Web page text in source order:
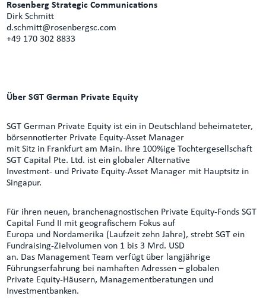
Rosenberg Strategic Communications
Dirk Schmitt
d.schmitt@rosenbergsc.com
+49 170 302 8833
Über SGT German Private Equity
SGT German Private Equity ist ein in Deutschland beheimateter,
börsennotierter Private Equity-Asset Manager
mit Sitz in Frankfurt am Main. Ihre 100%ige Tochtergesellschaft
SGT Capital Pte. Ltd. ist ein globaler Alternative
Investment- und Private Equity-Asset Manager mit Hauptsitz in
Singapur.
Für ihren neuen, branchenagnostischen Private Equity-Fonds SGT
Capital Fund II mit geografischem Fokus auf
Europa und Nordamerika (Laufzeit zehn Jahre), strebt SGT ein
Fundraising-Zielvolumen von 1 bis 3 Mrd. USD
an. Das Management Team verfügt über langjährige
Führungserfahrung bei namhaften Adressen – globalen
Private Equity-Häusern, Managementberatungen und
Investmentbanken.